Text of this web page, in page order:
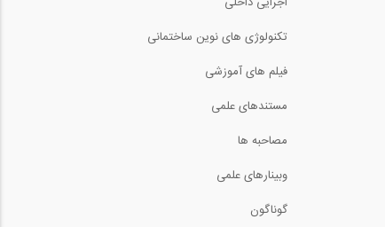
سری انتقال تجربه (مهندس
پورصدر)، تفاوت...
مدیریت و آنالیز...
مشکلات برش پانچ...
تکنولوژی های نوین ساختمانی
فیلم های آموزشی
مستندهای علمی
مصاحبه ها
وبینارهای علمی
گوناگون